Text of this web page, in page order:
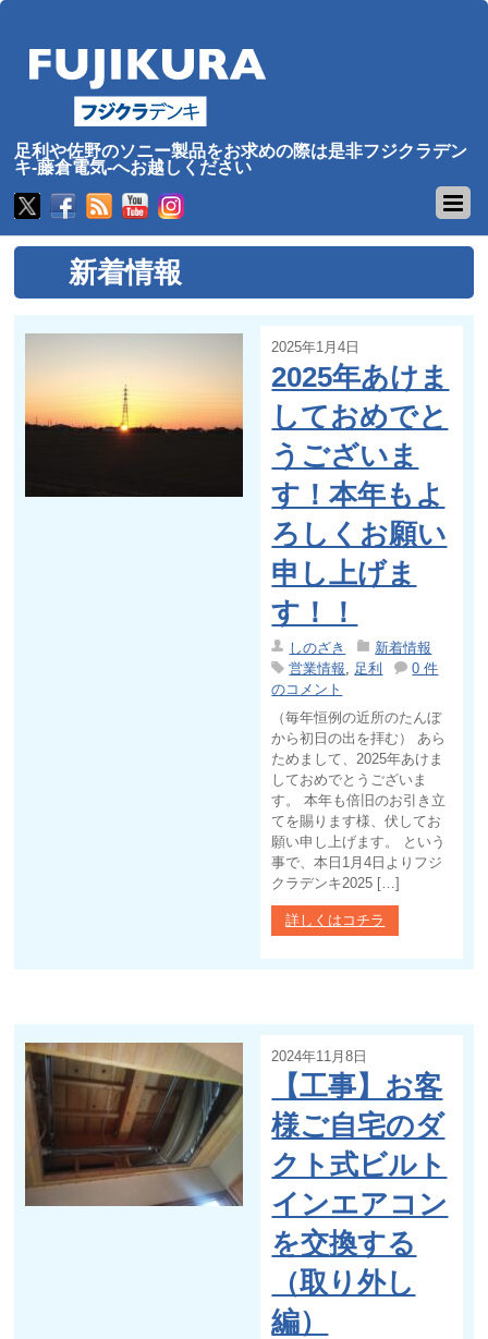
足利や佐野のソニー製品をお求めの際は是非フジクラデン
キ-藤倉電気-へお越しください
新着情報
2025年1月4日
2025年あけま
しておめでと
うございま
す！本年もよ
ろしくお願い
申し上げま
す！！
しのざき
新着情報
営業情報
足利
0 件
のコメント
（毎年恒例の近所のたんぼ
から初日の出を拝む） あら
ためまして、2025年あけま
しておめでとうございま
す。 本年も倍旧のお引き立
てを賜ります様、伏してお
願い申し上げます。 という
事で、本日1月4日よりフジ
クラデンキ2025 […]
詳しくはコチラ
2024年11月8日
【工事】お客
様ご自宅のダ
クト式ビルト
インエアコン
を交換する
（取り外し
編）